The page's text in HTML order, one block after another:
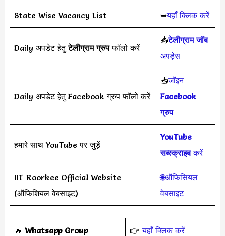
State Wise Vacancy List ➥यहाँ क्लिक करें
Daily अपडेट हेतुटेलीग्राम ग्रुपफॉलो करें
📥टेलीग्राम जॉब
अपड़ेस
Daily अपडेट हेतु Facebook ग्रुप फॉलो करें
📥जॉइन
Facebook
ग्रुप
हमारे साथ YouTube पर जुड़ें
YouTube
सब्स्क्राइबकरें
IIT Roorkee Official Website
(ऑफिशियल वेबसाइट)
🌐ऑफिसियल
वेबसाइट
‎️‍🔥 Whatsapp Group 👉यहाँ क्लिक करें